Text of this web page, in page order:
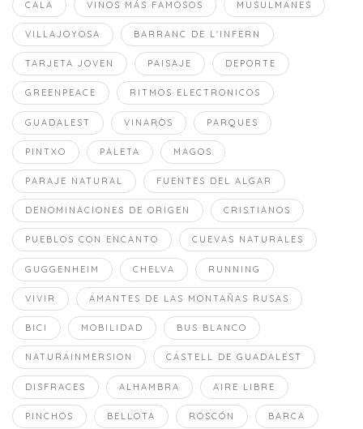
CALA VINOS MÁS FAMOSOS MUSULMANES
VILLAJOYOSA BARRANC DE L'INFERN
TARJETA JOVEN PAISAJE DEPORTE
GREENPEACE RITMOS ELECTRONICOS
GUADALEST VINARÒS PARQUES
PINTXO PALETA MAGOS
PARAJE NATURAL FUENTES DEL ALGAR
DENOMINACIONES DE ORIGEN CRISTIANOS
PUEBLOS CON ENCANTO CUEVAS NATURALES
GUGGENHEIM CHELVA RUNNING
VIVIR AMANTES DE LAS MONTAÑAS RUSAS
BICI MOBILIDAD BUS BLANCO
NATURAINMERSION CASTELL DE GUADALEST
DISFRACES ALHAMBRA AIRE LIBRE
PINCHOS BELLOTA ROSCÓN BARCA